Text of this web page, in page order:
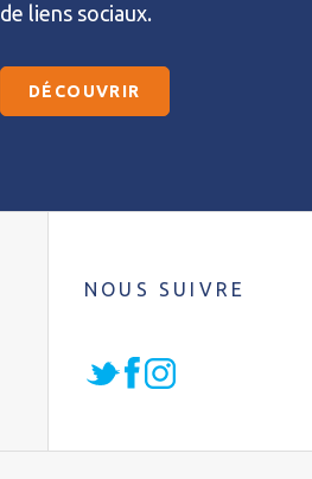
de liens sociaux.
DÉCOUVRIR
NOUS SUIVRE